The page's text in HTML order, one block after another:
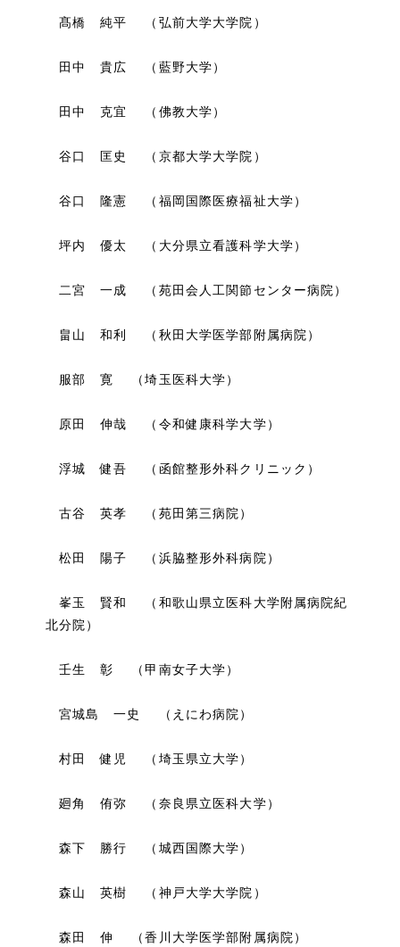
髙橋 純平 （弘前大学大学院）
田中 貴広 （藍野大学）
田中 克宜 （佛教大学）
谷口 匡史 （京都大学大学院）
谷口 隆憲 （福岡国際医療福祉大学）
坪内 優太 （大分県立看護科学大学）
二宮 一成 （苑田会人工関節センター病院）
畠山 和利 （秋田大学医学部附属病院）
服部 寛 （埼玉医科大学）
原田 伸哉 （令和健康科学大学）
浮城 健吾 （函館整形外科クリニック）
古谷 英孝 （苑田第三病院）
松田 陽子 （浜脇整形外科病院）
峯玉 賢和 （和歌山県立医科大学附属病院紀
北分院）
壬生 彰 （甲南女子大学）
宮城島 一史 （えにわ病院）
村田 健児 （埼玉県立大学）
廻角 侑弥 （奈良県立医科大学）
森下 勝行 （城西国際大学）
森山 英樹 （神戸大学大学院）
森田 伸 （香川大学医学部附属病院）